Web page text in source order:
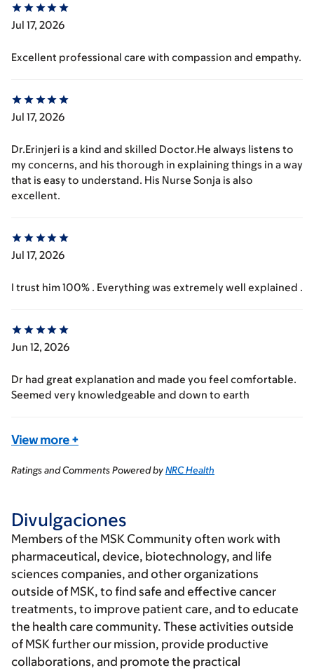
Jul 17, 2026
Excellent professional care with compassion and empathy.
Jul 17, 2026
Dr.Erinjeri is a kind and skilled Doctor.He always listens to
my concerns, and his thorough in explaining things in a way
that is easy to understand. His Nurse Sonja is also
excellent.
Jul 17, 2026
I trust him 100% . Everything was extremely well explained .
Jun 12, 2026
Dr had great explanation and made you feel comfortable.
Seemed very knowledgeable and down to earth
View more +
Ratings and Comments Powered byNRC Health
Divulgaciones
Members of the MSK Community often work with
pharmaceutical, device, biotechnology, and life
sciences companies, and other organizations
outside of MSK, to find safe and effective cancer
treatments, to improve patient care, and to educate
the health care community. These activities outside
of MSK further our mission, provide productive
collaborations, and promote the practical